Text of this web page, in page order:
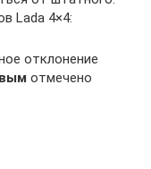
Lada 4×4:
отклонение
отмечено